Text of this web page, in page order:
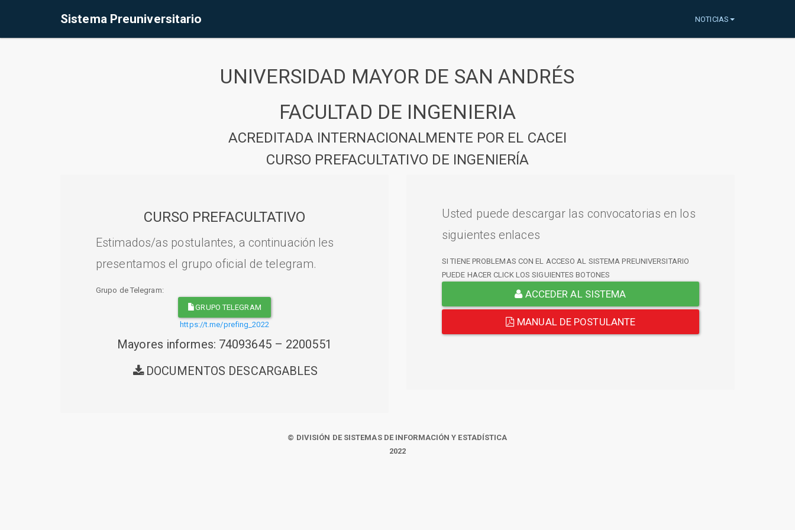
Sistema Preuniversitario NOTICIAS
UNIVERSIDAD MAYOR DE SAN ANDRÉS
FACULTAD DE INGENIERIA
ACREDITADA INTERNACIONALMENTE POR EL CACEI
CURSO PREFACULTATIVO DE INGENIERÍA
CURSO PREFACULTATIVO
Estimados/as postulantes, a continuación les
presentamos el grupo oficial de telegram.
Grupo de Telegram:
GRUPO TELEGRAM
https://t.me/prefing_2022
Mayores informes: 74093645 – 2200551
DOCUMENTOS DESCARGABLES
Usted puede descargar las convocatorias en los
siguientes enlaces
SI TIENE PROBLEMAS CON EL ACCESO AL SISTEMA PREUNIVERSITARIO
PUEDE HACER CLICK LOS SIGUIENTES BOTONES
ACCEDER AL SISTEMA
MANUAL DE POSTULANTE
© DIVISIÓN DE SISTEMAS DE INFORMACIÓN Y ESTADÍSTICA
2022